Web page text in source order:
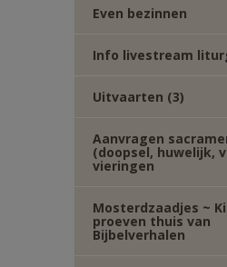
Even bezinnen
Info livestream
Uitvaarten (3)
Aanvragen
(doopsel, huwelijk,
vieringen
Mosterdzaadjes ~
proeven thuis van
Bijbelverhalen